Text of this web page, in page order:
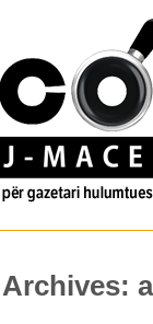
Archives: